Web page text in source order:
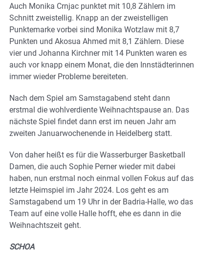
Auch Monika Crnjac punktet mit 10,8 Zählern im
Schnitt zweistellig. Knapp an der zweistelligen
Punktemarke vorbei sind Monika Wotzlaw mit 8,7
Punkten und Akosua Ahmed mit 8,1 Zählern. Diese
vier und Johanna Kirchner mit 14 Punkten waren es
auch vor knapp einem Monat, die den Innstädterinnen
immer wieder Probleme bereiteten.
Nach dem Spiel am Samstagabend steht dann
erstmal die wohlverdiente Weihnachtspause an. Das
nächste Spiel findet dann erst im neuen Jahr am
zweiten Januarwochenende in Heidelberg statt.
Von daher heißt es für die Wasserburger Basketball
Damen, die auch Sophie Perner wieder mit dabei
haben, nun erstmal noch einmal vollen Fokus auf das
letzte Heimspiel im Jahr 2024. Los geht es am
Samstagabend um 19 Uhr in der Badria-Halle, wo das
Team auf eine volle Halle hofft, ehe es dann in die
Weihnachtszeit geht.
SCHOA